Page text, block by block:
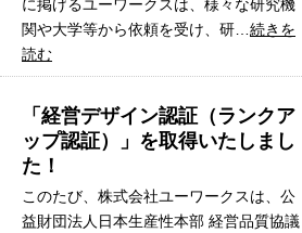
に掲げるユーワークスは、様々な研究機
関や大学等から依頼を受け、研…続きを
読む
「経営デザイン認証（ランクア
ップ認証）」を取得いたしまし
た！
このたび、株式会社ユーワークスは、公
益財団法人日本生産性本部 経営品質協議